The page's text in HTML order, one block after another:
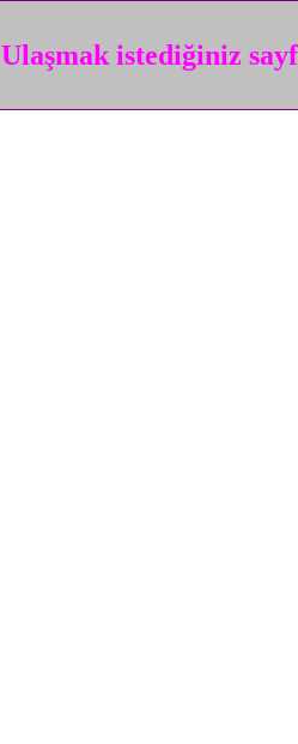
Ulaşmak istediğiniz